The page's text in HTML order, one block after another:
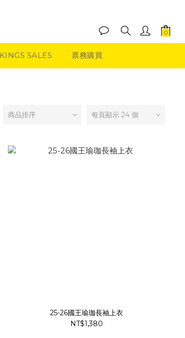
KINGS SALES 票務購買
商品排序 每頁顯示 24 個
25-26國王瑜珈長袖上衣
NT$1,380